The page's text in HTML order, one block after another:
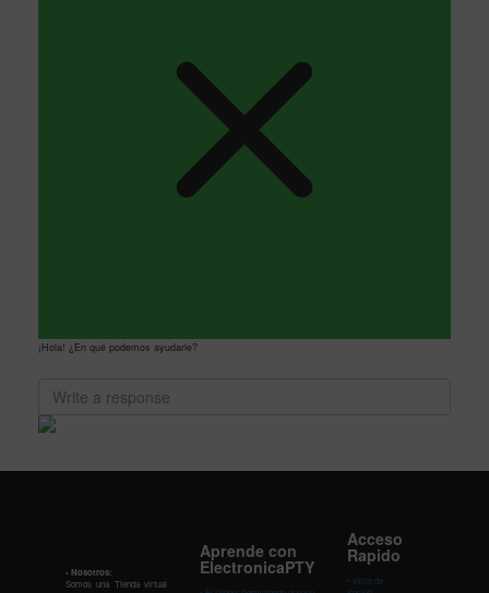
¡Hola! ¿En qué podemos ayudarle?
• Nosotros:
Somos una Tienda virtual
Aprende con
ElectronicaPTY
Acceso
Rapido
• Inicio de